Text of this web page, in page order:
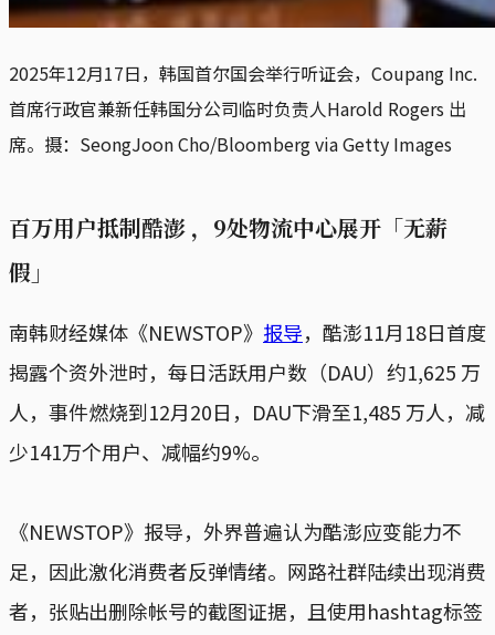
2025年12月17日，韩国首尔国会举行听证会，Coupang Inc.
首席行政官兼新任韩国分公司临时负责人Harold Rogers 出
席。摄：SeongJoon Cho/Bloomberg via Getty Images
百万用户抵制酷澎 ，9处物流中心展开「无薪
假」
南韩财经媒体《NEWSTOP》 报导，酷澎11月18日首度
揭露个资外泄时，每日活跃用户数（DAU）约1,625 万
人，事件燃烧到12月20日，DAU下滑至1,485 万人，减
少141万个用户、减幅约9%。
《NEWSTOP》报导，外界普遍认为酷澎应变能力不
足，因此激化消费者反弹情绪。网路社群陆续出现消费
者，张贴出删除帐号的截图证据，且使用hashtag标签